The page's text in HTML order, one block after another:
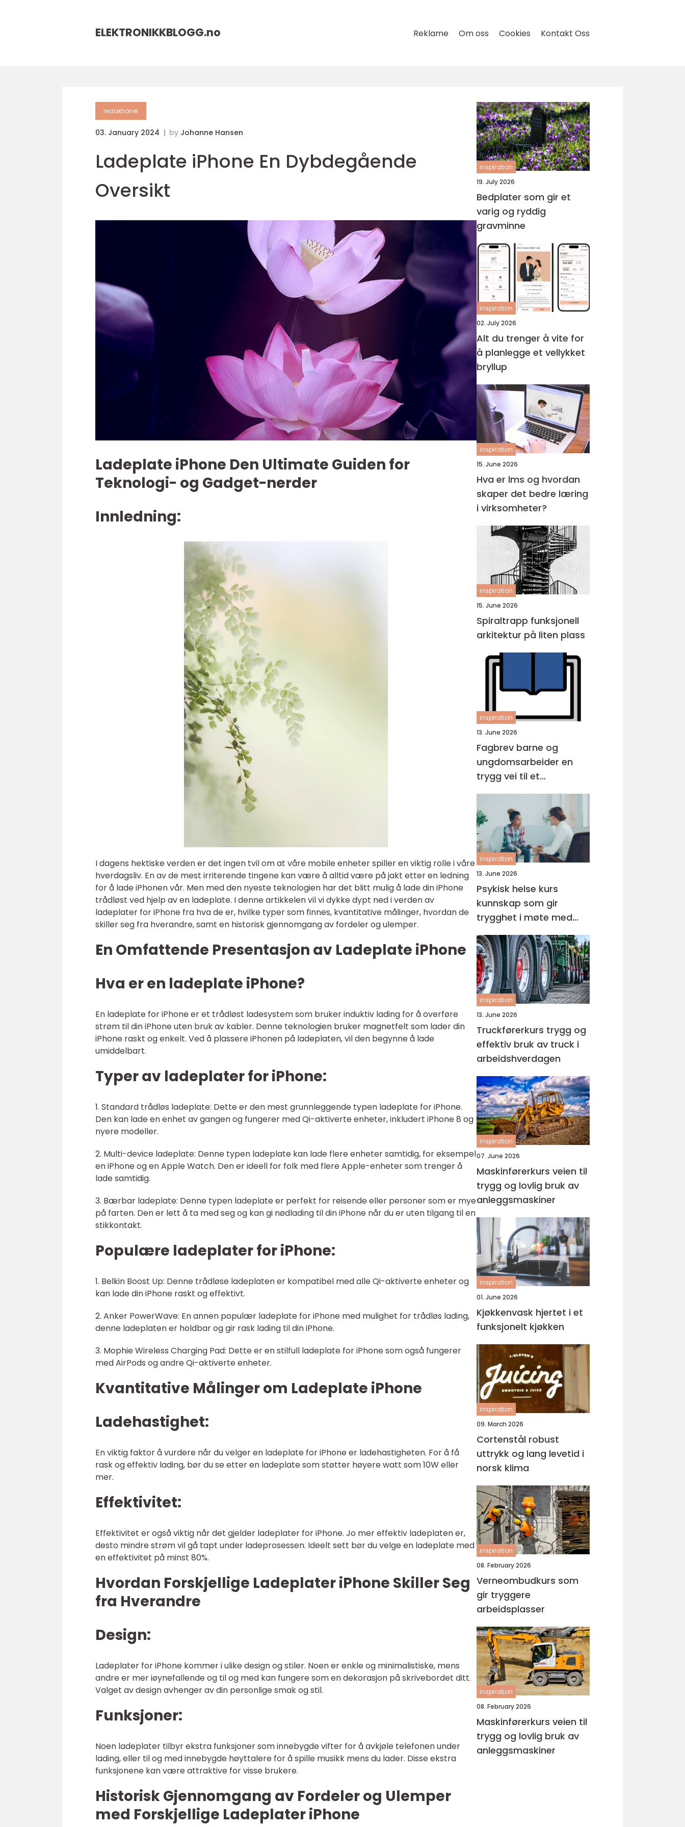
ELEKTRONIKKBLOGG.no Reklame Om oss Cookies Kontakt Oss
redaktionel
03. January 2024 by Johanne Hansen
Ladeplate iPhone En Dybdegående
Oversikt
Ladeplate iPhone Den Ultimate Guiden for
Teknologi- og Gadget-nerder
Innledning:
I dagens hektiske verden er det ingen tvil om at våre mobile enheter spiller en viktig rolle i våre
hverdagsliv. En av de mest irriterende tingene kan være å alltid være på jakt etter en ledning
for å lade iPhonen vår. Men med den nyeste teknologien har det blitt mulig å lade din iPhone
trådløst ved hjelp av en ladeplate. I denne artikkelen vil vi dykke dypt ned i verden av
ladeplater for iPhone fra hva de er, hvilke typer som finnes, kvantitative målinger, hvordan de
skiller seg fra hverandre, samt en historisk gjennomgang av fordeler og ulemper.
En Omfattende Presentasjon av Ladeplate iPhone
Hva er en ladeplate iPhone?
En ladeplate for iPhone er et trådløst ladesystem som bruker induktiv lading for å overføre
strøm til din iPhone uten bruk av kabler. Denne teknologien bruker magnetfelt som lader din
iPhone raskt og enkelt. Ved å plassere iPhonen på ladeplaten, vil den begynne å lade
umiddelbart.
Typer av ladeplater for iPhone:
1. Standard trådløs ladeplate: Dette er den mest grunnleggende typen ladeplate for iPhone.
Den kan lade en enhet av gangen og fungerer med Qi-aktiverte enheter, inkludert iPhone 8 og
nyere modeller.
2. Multi-device ladeplate: Denne typen ladeplate kan lade flere enheter samtidig, for eksempel
en iPhone og en Apple Watch. Den er ideell for folk med flere Apple-enheter som trenger å
lade samtidig.
3. Bærbar ladeplate: Denne typen ladeplate er perfekt for reisende eller personer som er mye
på farten. Den er lett å ta med seg og kan gi nødlading til din iPhone når du er uten tilgang til en
stikkontakt.
Populære ladeplater for iPhone:
1. Belkin Boost Up: Denne trådløse ladeplaten er kompatibel med alle Qi-aktiverte enheter og
kan lade din iPhone raskt og effektivt.
2. Anker PowerWave: En annen populær ladeplate for iPhone med mulighet for trådløs lading,
denne ladeplaten er holdbar og gir rask lading til din iPhone.
3. Mophie Wireless Charging Pad: Dette er en stilfull ladeplate for iPhone som også fungerer
med AirPods og andre Qi-aktiverte enheter.
Kvantitative Målinger om Ladeplate iPhone
Ladehastighet:
En viktig faktor å vurdere når du velger en ladeplate for iPhone er ladehastigheten. For å få
rask og effektiv lading, bør du se etter en ladeplate som støtter høyere watt som 10W eller
mer.
Effektivitet:
Effektivitet er også viktig når det gjelder ladeplater for iPhone. Jo mer effektiv ladeplaten er,
desto mindre strøm vil gå tapt under ladeprosessen. Ideelt sett bør du velge en ladeplate med
en effektivitet på minst 80%.
Hvordan Forskjellige Ladeplater iPhone Skiller Seg
fra Hverandre
Design:
Ladeplater for iPhone kommer i ulike design og stiler. Noen er enkle og minimalistiske, mens
andre er mer iøynefallende og til og med kan fungere som en dekorasjon på skrivebordet ditt.
Valget av design avhenger av din personlige smak og stil.
Funksjoner:
Noen ladeplater tilbyr ekstra funksjoner som innebygde vifter for å avkjøle telefonen under
lading, eller til og med innebygde høyttalere for å spille musikk mens du lader. Disse ekstra
funksjonene kan være attraktive for visse brukere.
Historisk Gjennomgang av Fordeler og Ulemper
med Forskjellige Ladeplater iPhone
inspiration
19. July 2026
Bedplater som gir et
varig og ryddig
gravminne
inspiration
02. July 2026
Alt du trenger å vite for
å planlegge et vellykket
bryllup
inspiration
15. June 2026
Hva er lms og hvordan
skaper det bedre læring
i virksomheter?
inspiration
15. June 2026
Spiraltrapp funksjonell
arkitektur på liten plass
inspiration
13. June 2026
Fagbrev barne og
ungdomsarbeider en
trygg vei til et
meningsfullt yrke
inspiration
13. June 2026
Psykisk helse kurs
kunnskap som gir
trygghet i møte med
barn og unge
inspiration
13. June 2026
Truckførerkurs trygg og
effektiv bruk av truck i
arbeidshverdagen
inspiration
07. June 2026
Maskinførerkurs veien til
trygg og lovlig bruk av
anleggsmaskiner
inspiration
01. June 2026
Kjøkkenvask hjertet i et
funksjonelt kjøkken
inspiration
09. March 2026
Cortenstål robust
uttrykk og lang levetid i
norsk klima
inspiration
08. February 2026
Verneombudkurs som
gir tryggere
arbeidsplasser
inspiration
08. February 2026
Maskinførerkurs veien til
trygg og lovlig bruk av
anleggsmaskiner